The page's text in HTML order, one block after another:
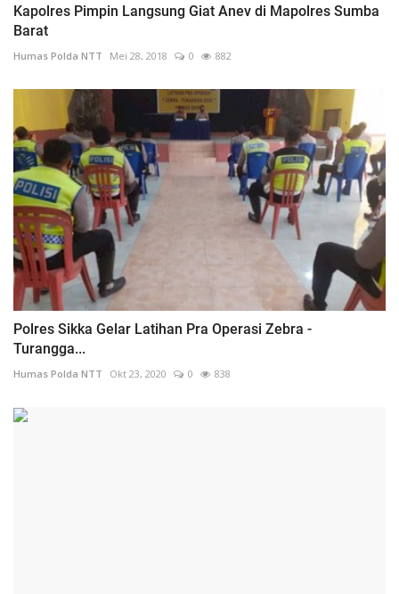
Kapolres Pimpin Langsung Giat Anev di Mapolres Sumba
Barat
Humas Polda NTT Mei 28, 2018 0 882
Polres Sikka Gelar Latihan Pra Operasi Zebra -
Turangga...
Humas Polda NTT Okt 23, 2020 0 838